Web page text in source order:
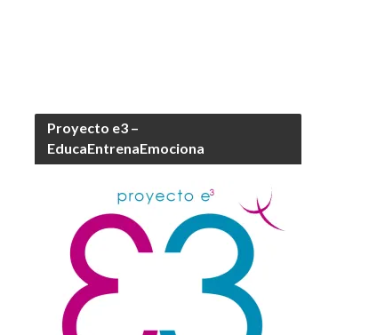
Proyecto e3 –
EducaEntrenaEmociona